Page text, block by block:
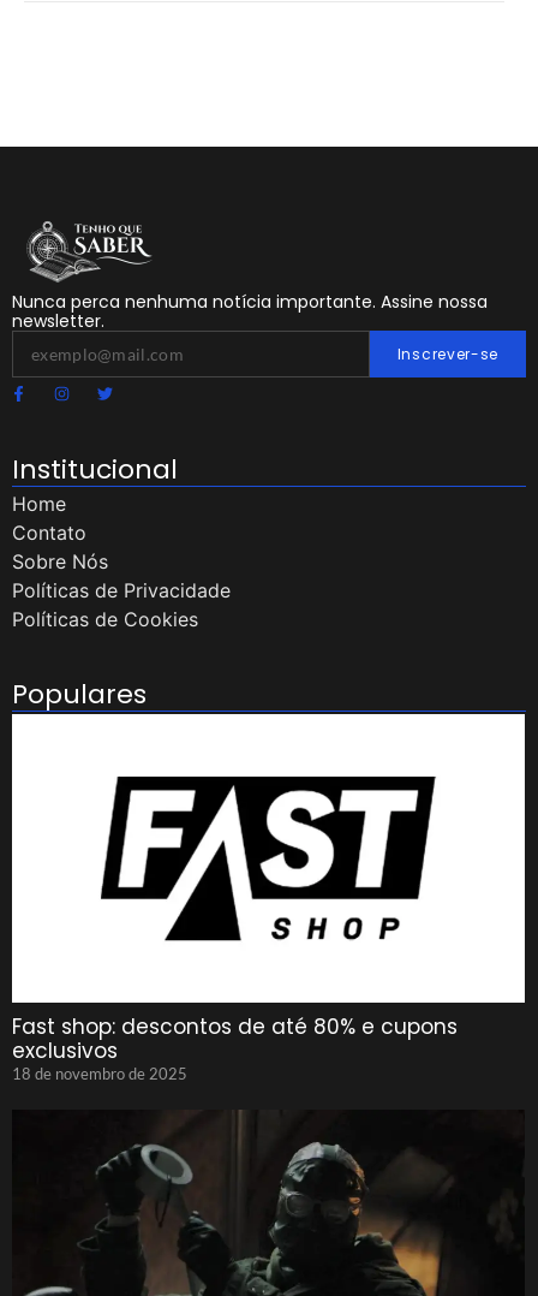
Nunca perca nenhuma notícia importante. Assine nossa
newsletter.
Inscrever-se
Institucional
Home
Contato
Sobre Nós
Políticas de Privacidade
Políticas de Cookies
Populares
Fast shop: descontos de até 80% e cupons
exclusivos
18 de novembro de 2025